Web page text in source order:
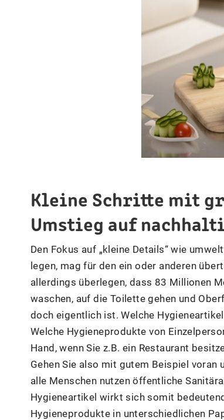
Kleine Schritte mit
Umstieg auf
Den Fokus auf „kleine Details“ wie
legen, mag für den ein oder anderen
allerdings überlegen, dass 83 Millionen
waschen, auf die Toilette gehen und
doch eigentlich ist. Welche
Welche Hygieneprodukte von
Hand, wenn Sie z.B. ein Restaurant
Gehen Sie also mit gutem Beispiel voran
alle Menschen nutzen öffentliche
Hygieneartikel wirkt sich somit
Hygieneprodukte in unterschiedlichen